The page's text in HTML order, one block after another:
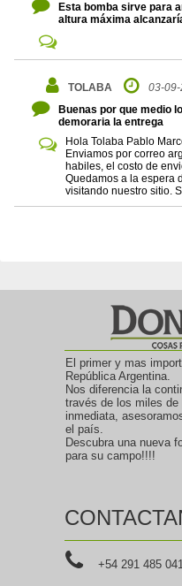
Esta bomba sirve para
altura máxima
TOLABA 03-
Buenas por que medio
demoraria la entrega
Hola Tolaba Pablo
Enviamos por correo
habiles, el costo de
Quedamos a la espera
visitando nuestro sitio.
El primer y mas
República Argentina.
Nos diferencia la
través de los miles de
inmediata,
el país.
Descubra una nueva
para su campo!!!!
+54 291 485